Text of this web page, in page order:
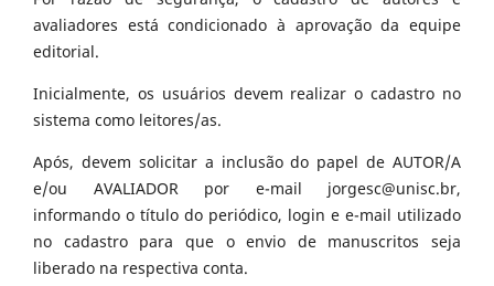
avaliadores está condicionado à aprovação da equipe
editorial.
Inicialmente, os usuários devem realizar o cadastro no
sistema como leitores/as.
Após, devem solicitar a inclusão do papel de AUTOR/A
e/ou AVALIADOR por e-mail jorgesc@unisc.br,
informando o título do periódico, login e e-mail utilizado
no cadastro para que o envio de manuscritos seja
liberado na respectiva conta.